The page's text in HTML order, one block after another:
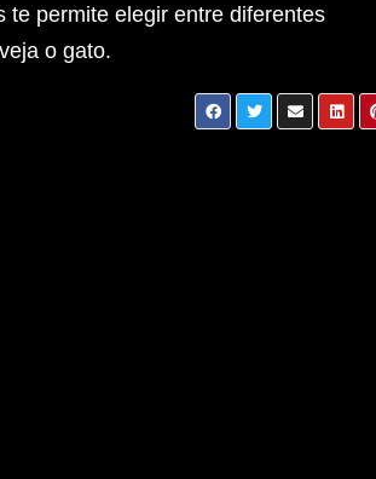
te permite elegir entre diferentes
o gato.